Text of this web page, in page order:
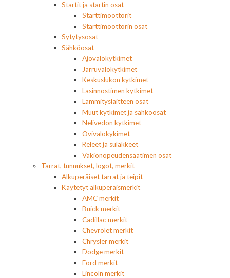
Startit ja startin osat
Starttimoottorit
Starttimoottorin osat
Sytytysosat
Sähköosat
Ajovalokytkimet
Jarruvalokytkimet
Keskuslukon kytkimet
Lasinnostimen kytkimet
Lämmityslaitteen osat
Muut kytkimet ja sähköosat
Nelivedon kytkimet
Ovivalokykimet
Releet ja sulakkeet
Vakionopeudensäätimen osat
Tarrat, tunnukset, logot, merkit
Alkuperäiset tarrat ja teipit
Käytetyt alkuperäismerkit
AMC merkit
Buick merkit
Cadillac merkit
Chevrolet merkit
Chrysler merkit
Dodge merkit
Ford merkit
Lincoln merkit